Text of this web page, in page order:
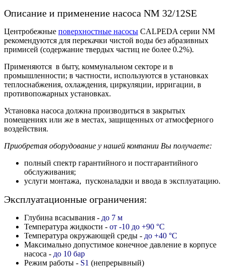
Описание и применение насоса NM 32/12SE
Центробежные поверхностные насосы CALPEDA серии NM
рекомендуются для перекачки чистой воды без абразивных
примисей (содержание твердых частиц не более 0.2%).
Применяются в быту, коммунальном секторе и в
промышленности; в частности, используются в установках
теплоснабжения, охлаждения, циркуляции, ирригации, в
противопожарных установках.
Установка насоса должна производиться в закрытых
помещениях или же в местах, защищенных от атмосферного
воздействия.
Приобретая оборудование у нашей компании Вы получаете:
полный спектр гарантийного и постгарантийного
обслуживания;
услуги монтажа, пусконаладки и ввода в эксплуатацию.
Эксплуатационные ограничения:
Глубина всасывания - до 7 м
Температура жидкости - от -10 до +90 °C
Температура окружающей среды - до +40 °C
Максимально допустимое конечное давление в корпусе
насоса - до 10 бар
Режим работы - S1 (непрерывный)